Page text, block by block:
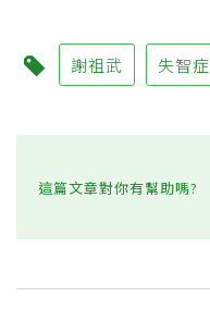
謝祖武 失智症
這篇文章對你有幫助嗎?